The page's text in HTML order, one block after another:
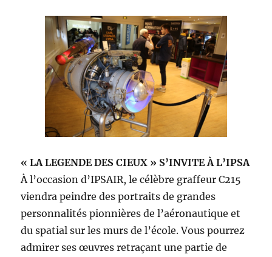
« LA LEGENDE DES CIEUX » S’INVITE À L’IPSA
À l’occasion d’IPSAIR, le célèbre graffeur C215
viendra peindre des portraits de grandes
personnalités pionnières de l’aéronautique et
du spatial sur les murs de l’école. Vous pourrez
admirer ses œuvres retraçant une partie de